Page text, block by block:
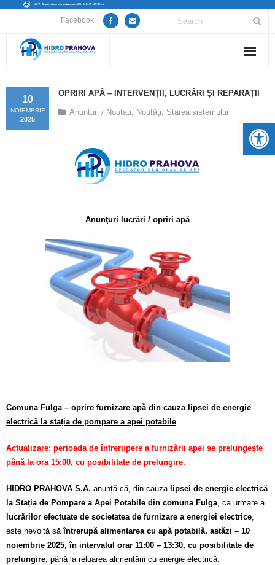
Facebook
Despre noi
Guvernanță Corporativă
Informații de interes public
Calitatea apei
OPRIRI APĂ – INTERVENȚII, LUCRĂRI ȘI REPARAȚII
10
NOIEMBRIE
2025
Anunturi / Noutati, Noutăţi, Starea sistemului
Anunţuri lucrări / opriri apă
Comuna Fulga – oprire furnizare apă din cauza lipsei de energie
electrică la stația de pompare a apei potabile
Actualizare: perioada de întrerupere a furnizării apei se prelungește
până la ora 15:00, cu posibilitate de prelungire.
HIDRO PRAHOVA S.A. anunță că, din cauza lipsei de energie electrică
la Stația de Pompare a Apei Potabile din comuna Fulga, ca urmare a
lucrărilor efectuate de societatea de furnizare a energiei electrice,
este nevoită săîntrerupă alimentarea cu apă potabilă, astăzi – 10
noiembrie 2025, în intervalul orar 11:00 – 13:30, cu posibilitate de
prelungire, până la reluarea alimentării cu energie electrică.